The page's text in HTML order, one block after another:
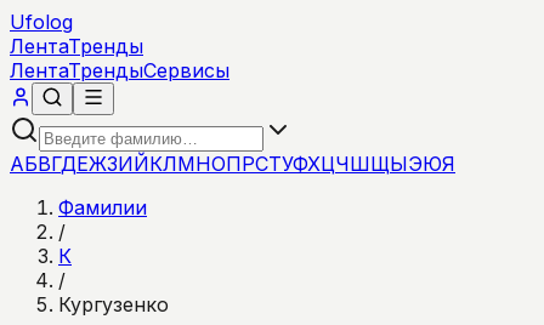
Ufolog
ЛентаТренды
ЛентаТрендыСервисы
АБВГДЕЖЗИЙКЛМНОПРСТУФХЦЧШЩЫЭЮЯ
Фамилии
/
К
/
Кургузенко